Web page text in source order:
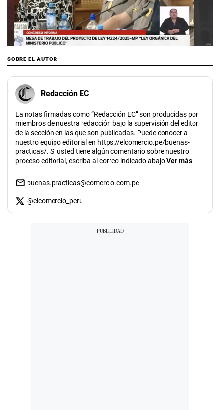
00:00/01:50
SOBRE EL AUTOR
Redacción EC
La notas firmadas como “Redacción EC” son producidas por
miembros de nuestra redacción bajo la supervisión del editor
de la sección en las que son publicadas. Puede conocer a
nuestro equipo editorial en https://elcomercio.pe/buenas-
practicas/. Si usted tiene algún comentario sobre nuestro
proceso editorial, escriba al correo indicado abajoVer más
buenas.practicas@comercio.com.pe
@elcomercio_peru